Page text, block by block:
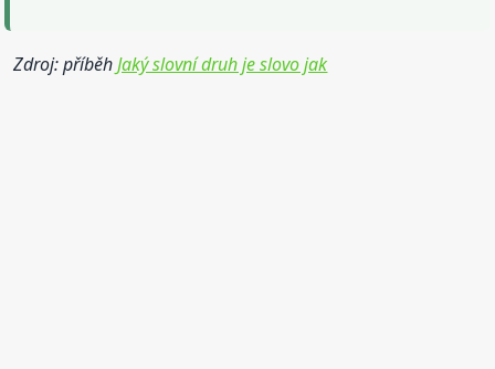
Zdroj: příběhJaký slovní druh je slovo jak